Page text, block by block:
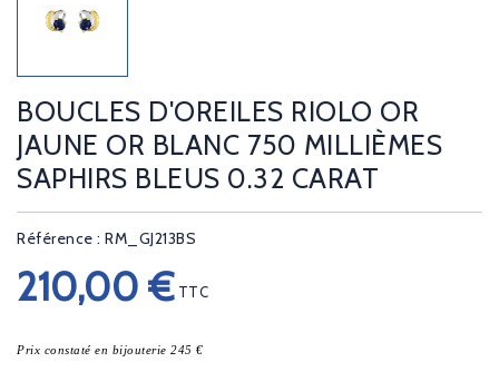
BOUCLES D'OREILES RIOLO OR
JAUNE OR BLANC 750 MILLIÈMES
SAPHIRS BLEUS 0.32 CARAT
Référence : RM_GJ213BS
210,00 € TTC
Prix constaté en bijouterie 245 €